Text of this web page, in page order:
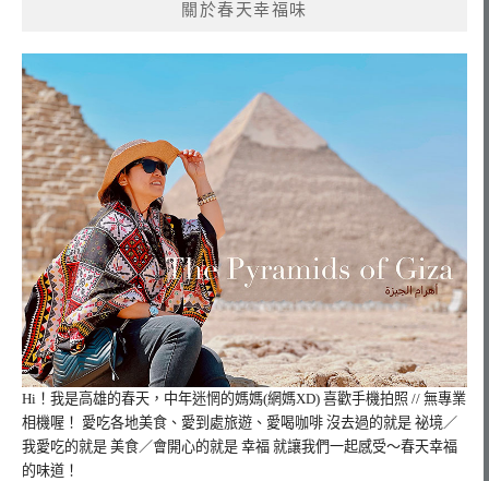
關於春天幸福味
Hi！我是高雄的春天， 中年迷惘的媽媽(網媽XD) 喜歡手機拍照 // 無專業
相機喔！ 愛吃各地美食、愛到處旅遊、愛喝咖啡 沒去過的就是 祕境／
我愛吃的就是 美食／會開心的就是 幸福 就讓我們一起感受～春天幸福
的味道！